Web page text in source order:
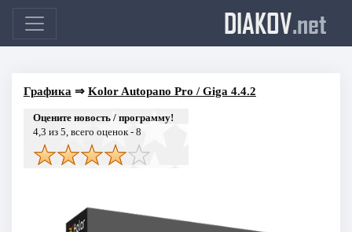
DIAKOV.net
Графика ⇒ Kolor Autopano Pro / Giga 4.4.2
Оцените новость / программу!
4,3 из 5, всего оценок - 8